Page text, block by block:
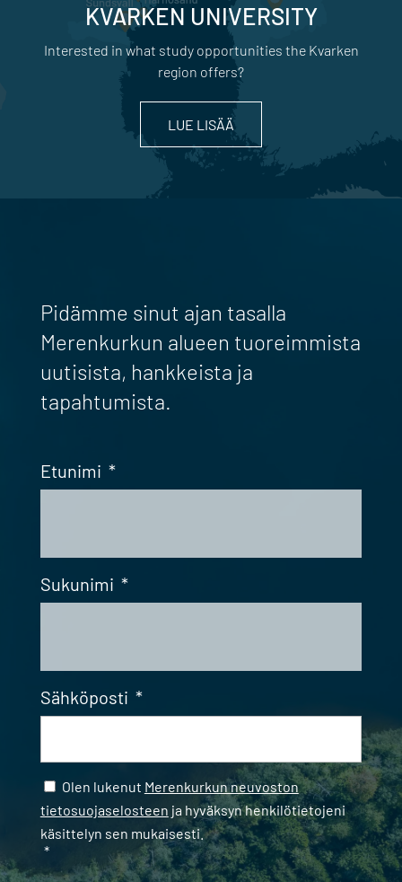
KVARKEN UNIVERSITY
Interested in what study opportunities the Kvarken
region offers?
LUE LISÄÄ
Pidämme sinut ajan tasalla
Merenkurkun alueen tuoreimmista
uutisista, hankkeista ja
tapahtumista.
Etunimi *
Sukunimi *
Sähköposti *
Samtycke *
Olen lukenut Merenkurkun neuvoston
tietosuojaselosteen ja hyväksyn henkilötietojeni
käsittelyn sen mukaisesti.
*